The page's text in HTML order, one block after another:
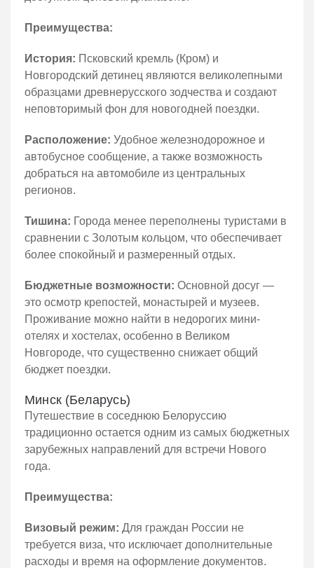
Преимущества:
История: Псковский кремль (Кром) и
Новгородский детинец являются великолепными
образцами древнерусского зодчества и создают
неповторимый фон для новогодней поездки.
Расположение: Удобное железнодорожное и
автобусное сообщение, а также возможность
добраться на автомобиле из центральных
регионов.
Тишина: Города менее переполнены туристами в
сравнении с Золотым кольцом, что обеспечивает
более спокойный и размеренный отдых.
Бюджетные возможности: Основной досуг —
это осмотр крепостей, монастырей и музеев.
Проживание можно найти в недорогих мини-
отелях и хостелах, особенно в Великом
Новгороде, что существенно снижает общий
бюджет поездки.
Минск (Беларусь)
Путешествие в соседнюю Белоруссию
традиционно остается одним из самых бюджетных
зарубежных направлений для встречи Нового
года.
Преимущества:
Визовый режим: Для граждан России не
требуется виза, что исключает дополнительные
расходы и время на оформление документов.